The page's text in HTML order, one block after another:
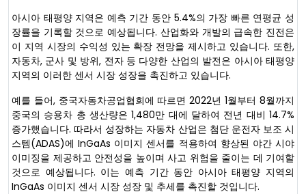
아시아 태평양 지역은 예측 기간 동안 5.4%의 가장 빠른 연평균 성
장률을 기록할 것으로 예상됩니다. 산업화와 개발의 급속한 진전은
이 지역 시장의 수익성 있는 확장 전망을 제시하고 있습니다. 또한,
자동차, 군사 및 방위, 전자 등 다양한 산업의 발전은 아시아 태평양
지역의 이러한 센서 시장 성장을 촉진하고 있습니다.
예를 들어, 중국자동차공업협회에 따르면 2022년 1월부터 8월까지
중국의 승용차 총 생산량은 1,480만 대에 달하여 전년 대비 14.7%
증가했습니다. 따라서 성장하는 자동차 산업은 첨단 운전자 보조 시
스템(ADAS)에 InGaAs 이미지 센서를 적용하여 향상된 야간 시야
이미징을 제공하고 안전성을 높이며 사고 위험을 줄이는 데 기여할
것으로 예상됩니다. 이는 예측 기간 동안 아시아 태평양 지역의
InGaAs 이미지 센서 시장 성장 및 추세를 촉진할 것입니다.